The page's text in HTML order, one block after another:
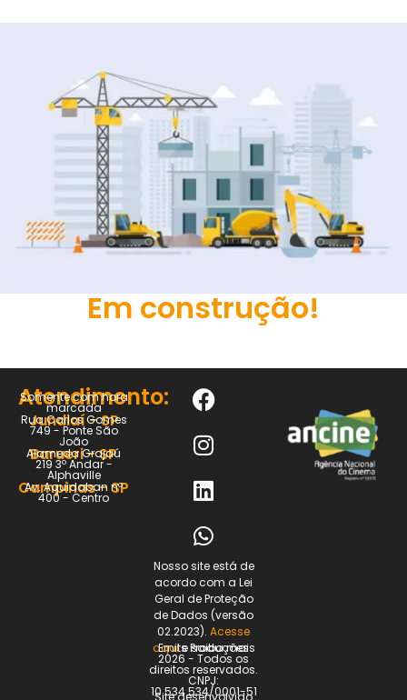
Em construção!
Atendimento:
Somente com hora
marcada
Jundiaí - SP
Rua Carlos Gomes
749 - Ponte São
João
Barueri - SP
Alameda Grajaú
219 3º Andar -
Alphaville
Campinas - SP
Av. Aquidaban nº
400 - Centro
Nosso site está de
acordo com a Lei
Geral de Proteção
de Dados (versão
02.2023). Acesse
aquie saiba mais
Ernits Produções
2026 - Todos os
direitos reservados.
CNPJ:
10.534.534/0001-51
Site desenvolvido